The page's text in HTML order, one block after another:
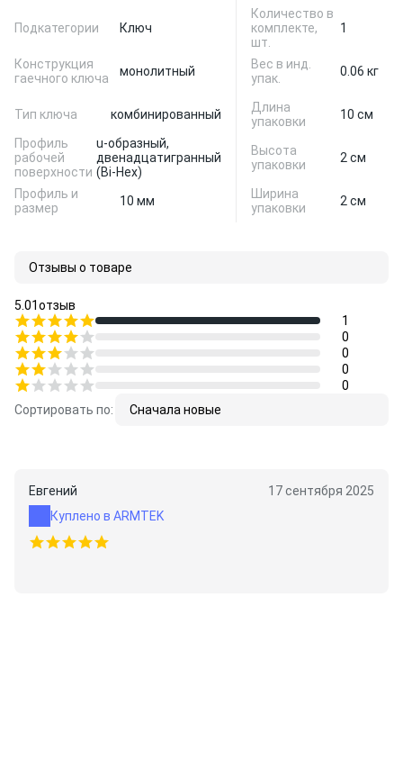
Подкатегории Ключ
Конструкция
гаечного ключа
монолитный
Тип ключа
комбинированный
Профиль
рабочей
поверхности
u-образный,
двенадцатигранный
(Bi-Hex)
Профиль и
размер
10 мм
Количество в
комплекте,
шт.
1
Вес в инд.
упак.
0.06 кг
Длина
упаковки
10 см
Высота
упаковки
2 см
Ширина
упаковки
2 см
Отзывы о товаре
5.01отзыв
1
0
0
0
0
Сортировать по:
Сначала новые
Евгений
17 сентября 2025
Куплено в ARMTEK